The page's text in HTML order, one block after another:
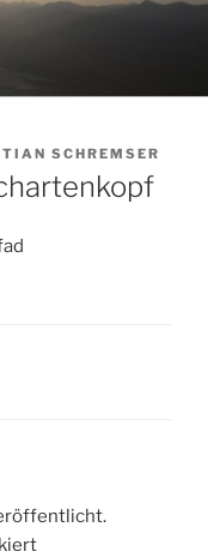
SCHREMSER